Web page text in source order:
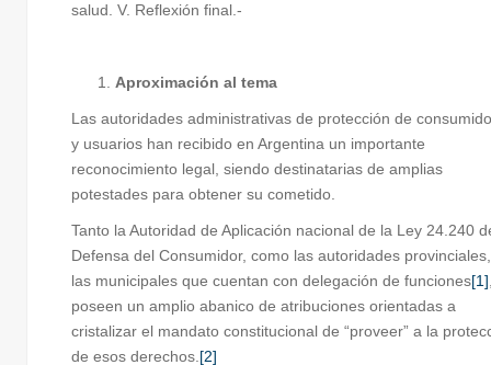
salud. V. Reflexión final.-
Aproximación al tema
Las autoridades administrativas de protección de
y usuarios han recibido en Argentina un importante
reconocimiento legal, siendo destinatarias de amplias
potestades para obtener su cometido.
Tanto la Autoridad de Aplicación nacional de la Ley 24.240
Defensa del Consumidor, como las autoridades
las municipales que cuentan con delegación de funciones[1]
poseen un amplio abanico de atribuciones orientadas a
cristalizar el mandato constitucional de “proveer” a la
de esos derechos. [2]